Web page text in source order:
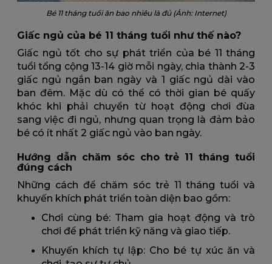
Bé 11 tháng tuổi ăn bao nhiêu là đủ (Ảnh: Internet)
Giấc ngủ của bé 11 tháng tuổi như thế nào?
Giấc ngủ tốt cho sự phát triển của bé 11 tháng
tuổi tổng cộng 13-14 giờ mỗi ngày, chia thành 2-3
giấc ngủ ngắn ban ngày và 1 giấc ngủ dài vào
ban đêm. Mặc dù có thể có thời gian bé quấy
khóc khi phải chuyển từ hoạt động chơi đùa
sang việc đi ngủ, nhưng quan trọng là đảm bảo
bé có ít nhất 2 giấc ngủ vào ban ngày.
Hướng dẫn chăm sóc cho trẻ 11 tháng tuổi
đúng cách
Những cách để chăm sóc trẻ 11 tháng tuổi và
khuyến khích phát triển toàn diện bao gồm:
Chơi cùng bé: Tham gia hoạt động và trò
chơi để phát triển kỹ năng và giao tiếp.
Khuyến khích tự lập: Cho bé tự xúc ăn và